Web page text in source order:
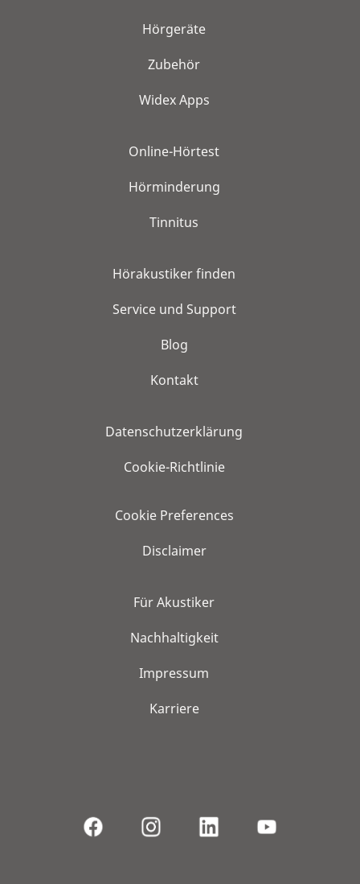
Hörgeräte
Zubehör
Widex Apps
Online-Hörtest
Hörminderung
Tinnitus
Hörakustiker finden
Service und Support
Blog
Kontakt
Datenschutzerklärung
Cookie-Richtlinie
Cookie Preferences
Disclaimer
Für Akustiker
Nachhaltigkeit
Impressum
Karriere